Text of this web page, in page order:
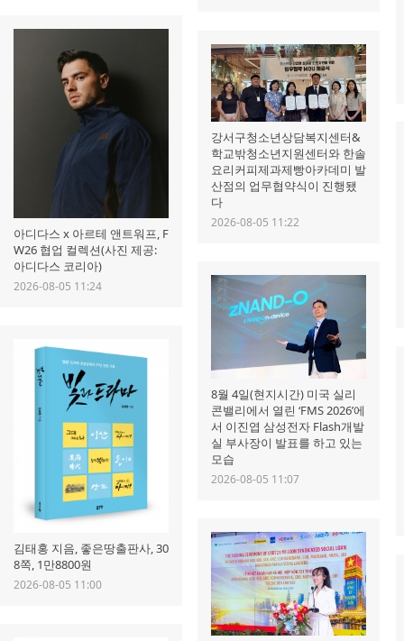
아디다스 x 아르테 앤트워프, F
W26 협업 컬렉션(사진 제공:
아디다스 코리아)
2026-08-05 11:24
강서구청소년상담복지센터&
학교밖청소년지원센터와 한솔
요리커피제과제빵아카데미 발
산점의 업무협약식이 진행됐
다
2026-08-05 11:22
8월 4일(현지시간) 미국 실리
콘밸리에서 열린 ‘FMS 2026’에
서 이진엽 삼성전자 Flash개발
실 부사장이 발표를 하고 있는
모습
2026-08-05 11:07
김태홍 지음, 좋은땅출판사, 30
8쪽, 1만8800원
2026-08-05 11:00